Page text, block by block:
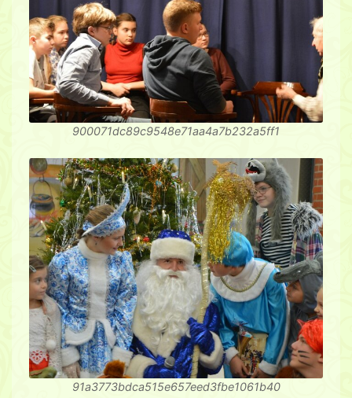
900071dc89c9548e71aa4a7b232a5ff1
91a3773bdca515e657eed3fbe1061b40